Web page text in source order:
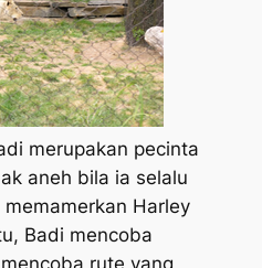
merupakan pecinta
aneh bila ia selalu
Harley
Badi mencoba